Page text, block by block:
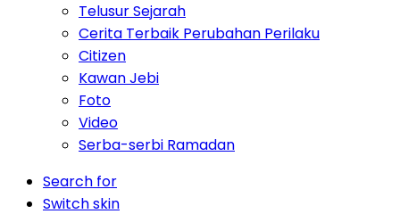
Telusur Sejarah
Cerita Terbaik Perubahan Perilaku
Citizen
Kawan Jebi
Foto
Video
Serba-serbi Ramadan
Search for
Switch skin